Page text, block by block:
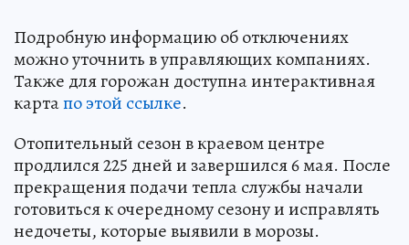
Подробную информацию об отключениях
можно уточнить в управляющих компаниях.
Также для горожан доступна интерактивная
картапо этой ссылке.
Отопительный сезон в краевом центре
продлился 225 дней и завершился 6 мая. После
прекращения подачи тепла службы начали
готовиться к очередному сезону и исправлять
недочеты, которые выявили в морозы.